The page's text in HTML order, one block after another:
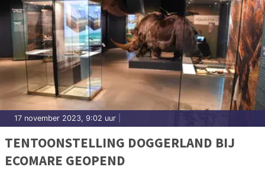
17 november 2023, 9:02 uur
TENTOONSTELLING DOGGERLAND BIJ
ECOMARE GEOPEND